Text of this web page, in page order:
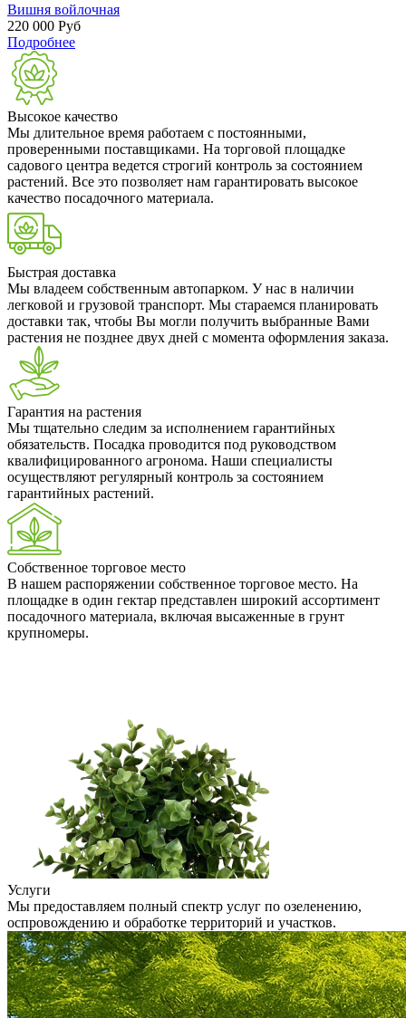
Вишня войлочная
220 000 Руб
Подробнее
Высокое качество
Мы длительное время работаем с постоянными,
проверенными поставщиками. На торговой площадке
садового центра ведется строгий контроль за состоянием
растений. Все это позволяет нам гарантировать высокое
качество посадочного материала.
Быстрая доставка
Мы владеем собственным автопарком. У нас в наличии
легковой и грузовой транспорт. Мы стараемся планировать
доставки так, чтобы Вы могли получить выбранные Вами
растения не позднее двух дней с момента оформления заказа.
Гарантия на растения
Мы тщательно следим за исполнением гарантийных
обязательств. Посадка проводится под руководством
квалифицированного агронома. Наши специалисты
осуществляют регулярный контроль за состоянием
гарантийных растений.
Собственное торговое место
В нашем распоряжении собственное торговое место. На
площадке в один гектар представлен широкий ассортимент
посадочного материала, включая высаженные в грунт
крупномеры.
Услуги
Мы предоставляем полный спектр услуг по озеленению,
оспровождению и обработке территорий и участков.